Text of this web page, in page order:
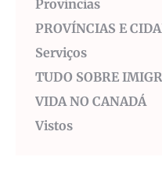
Províncias
PROVÍNCIAS E
Serviços
TUDO SOBRE
VIDA NO CANADÁ
Vistos